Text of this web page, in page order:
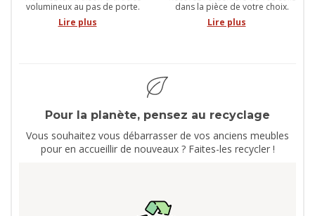
volumineux au pas de porte.
Lire plus
dans la pièce de votre choix.
Lire plus
Pour la planète, pensez au recyclage
Vous souhaitez vous débarrasser de vos anciens meubles
pour en accueillir de nouveaux ? Faites-les recycler !